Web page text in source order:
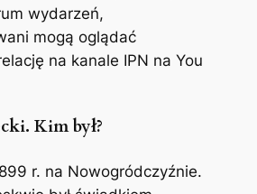
wydarzeń,
mogą oglądać
na kanale IPN na You
Kim był?
r. na Nowogródczyźnie.